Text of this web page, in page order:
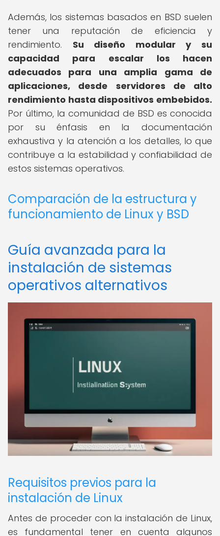
Además, los sistemas basados en BSD suelen
tener una reputación de eficiencia y
rendimiento. Su diseño modular y su
capacidad para escalar los hacen
adecuados para una amplia gama de
aplicaciones, desde servidores de alto
rendimiento hasta dispositivos embebidos.
Por último, la comunidad de BSD es conocida
por su énfasis en la documentación
exhaustiva y la atención a los detalles, lo que
contribuye a la estabilidad y confiabilidad de
estos sistemas operativos.
Comparación de la estructura y
funcionamiento de Linux y BSD
Guía avanzada para la
instalación de sistemas
operativos alternativos
Requisitos previos para la
instalación de Linux
Antes de proceder con la instalación de Linux,
es fundamental tener en cuenta algunos